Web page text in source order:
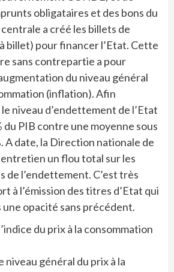
obligataires et des bons du
a créé les billets de
billet) pour financer l’Etat. Cette
sans contrepartie a pour
du niveau général
(inflation). Afin
niveau d’endettement de l’Etat
PIB contre une moyenne sous
A date, la Direction nationale de
un flou total sur les
de l’endettement. C’est très
à l’émission des titres d’Etat qui
une opacité sans précédent.
du prix à la consommation
niveau général du prix à la